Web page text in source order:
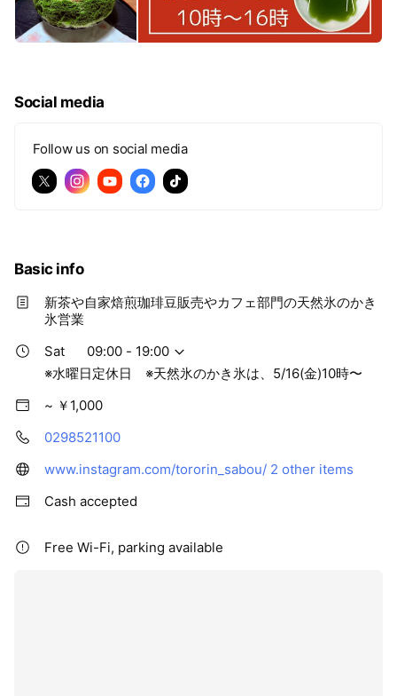
Social media
Follow us on social media
Basic info
新茶や自家焙煎珈琲豆販売やカフェ部門の天然氷のかき
氷営業
Sat
09:00 - 19:00
※水曜日定休日 ※天然氷のかき氷は、5/16(金)10時〜
~ ￥1,000
0298521100
www.instagram.com/tororin_sabou/ 2 other items
Cash accepted
Free Wi-Fi, parking available